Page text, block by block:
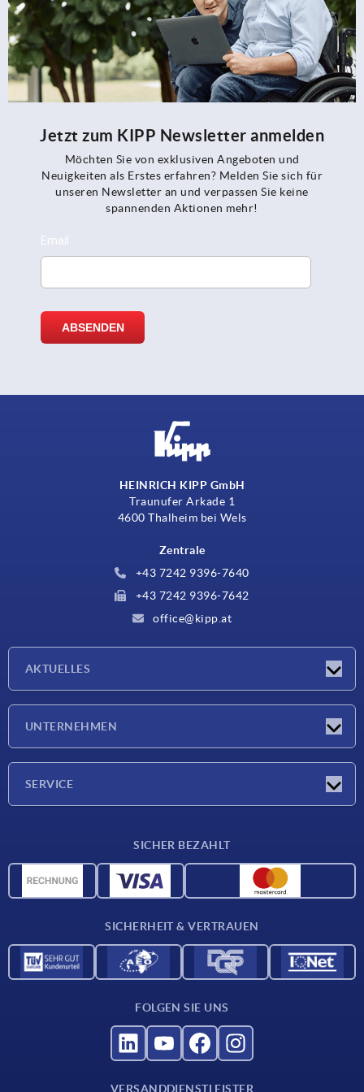
Jetzt zum KIPP Newsletter anmelden
Möchten Sie von exklusiven Angeboten und
Neuigkeiten als Erstes erfahren? Melden Sie sich für
unseren Newsletter an und verpassen Sie keine
spannenden Aktionen mehr!
HEINRICH KIPP GmbH
Traunufer Arkade 1
4600 Thalheim bei Wels
Zentrale
+43 7242 9396-7640
+43 7242 9396-7642
office@kipp.at
AKTUELLES
UNTERNEHMEN
SERVICE
CAD-Daten
Für Lieferanten
SICHER BEZAHLT
SICHERHEIT & VERTRAUEN
FOLGEN SIE UNS
VERSANDDIENSTLEISTER